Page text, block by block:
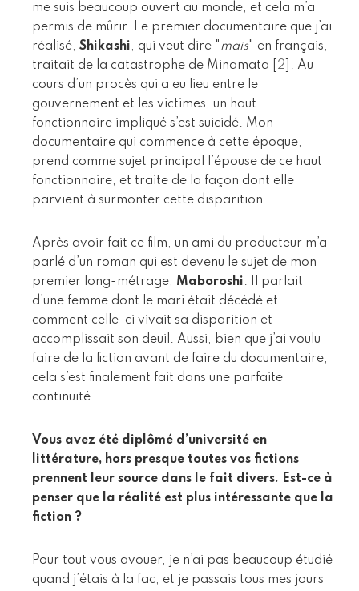
me suis beaucoup ouvert au monde, et cela m’a
permis de mûrir. Le premier documentaire que j’ai
réalisé, Shikashi, qui veut dire " mais " en français,
traitait de la catastrophe de Minamata
2 . Au
cours d’un procès qui a eu lieu entre le
gouvernement et les victimes, un haut
fonctionnaire impliqué s’est suicidé. Mon
documentaire qui commence à cette époque,
prend comme sujet principal l’épouse de ce haut
fonctionnaire, et traite de la façon dont elle
parvient à surmonter cette disparition.
Après avoir fait ce film, un ami du producteur m’a
parlé d’un roman qui est devenu le sujet de mon
premier long-métrage, Maboroshi. Il parlait
d’une femme dont le mari était décédé et
comment celle-ci vivait sa disparition et
accomplissait son deuil. Aussi, bien que j’ai voulu
faire de la fiction avant de faire du documentaire,
cela s’est finalement fait dans une parfaite
continuité.
Vous avez été diplômé d’université en
littérature, hors presque toutes vos fictions
prennent leur source dans le fait divers. Est-ce à
penser que la réalité est plus intéressante que la
fiction ?
Pour tout vous avouer, je n’ai pas beaucoup étudié
quand j’étais à la fac, et je passais tous mes jours